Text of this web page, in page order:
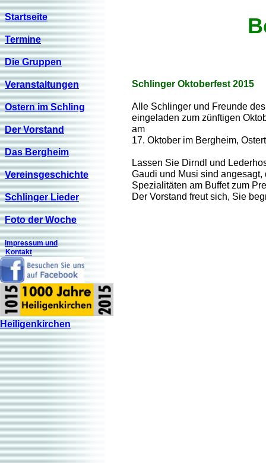
Startseite
Termine
Die Gruppen
Veranstaltungen
Ostern im Schling
Der Vorstand
Das Bergheim
Vereinsgeschichte
Schlinger Lieder
Foto der Woche
Impressum und
Kontakt
Heiligenkirchen
Schlinger Oktoberfest 2015
Alle Schlinger und Freunde
eingeladen zum zünftigen
am
17. Oktober im Bergheim,
Lassen Sie Dirndl und
Gaudi und Musi sind angesagt,
Spezialitäten am Buffet zum
Der Vorstand freut sich, Sie